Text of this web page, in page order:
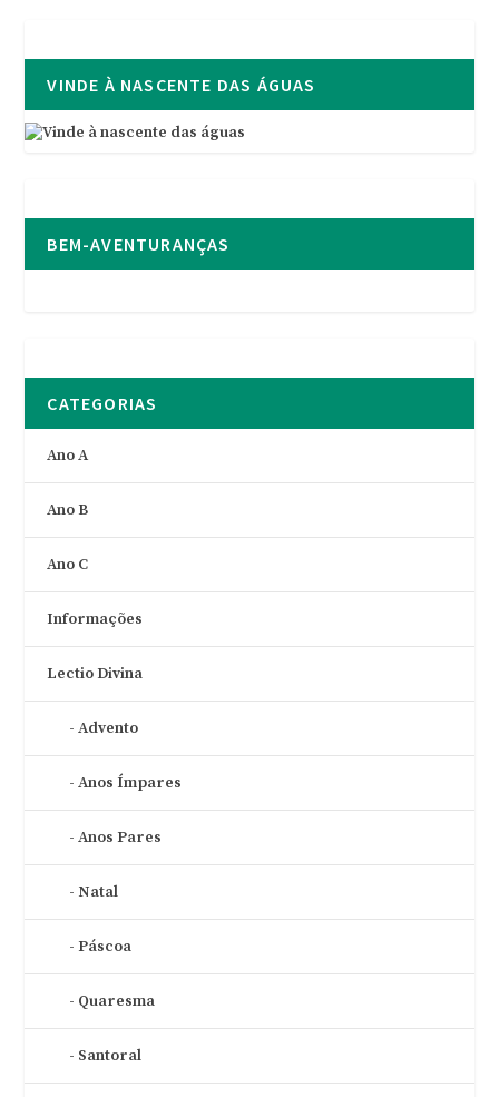
VINDE À NASCENTE DAS ÁGUAS
BEM-AVENTURANÇAS
CATEGORIAS
Ano A
Ano B
Ano C
Informações
Lectio Divina
Advento
Anos Ímpares
Anos Pares
Natal
Páscoa
Quaresma
Santoral